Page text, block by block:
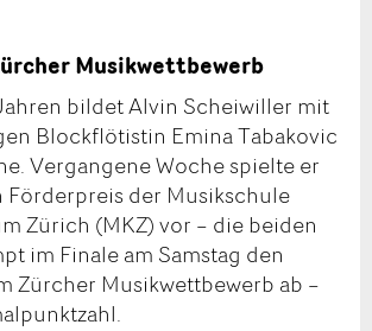
Musikwettbewerb
bildet Alvin Scheiwiller mit
Blockflötistin Emina Tabakovic
Vergangene Woche spielte er
der Musikschule
Zürich (MKZ) vor – die beiden
im Finale am Samstag den
Zürcher Musikwettbewerb ab –